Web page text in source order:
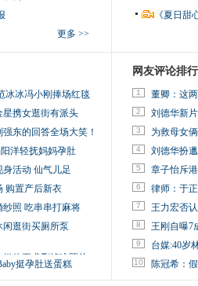
更多 >>
《夏日
冰冰冯小刚捧场红毯
携女逛街有派头
东的回答全场大笑！
洋轻抚妈妈孕肚
活动 仙气儿足
购置产后新衣
照 吃串串打麻将
逛街买厕所泵
体要求删掉这照片
挺孕肚送蛋糕
网友评论排行
1 董卿：这
2 刘德华新
3 为救母女
4 刘德华扮
5 章子怡斥
6 律师：于
7 王力宏否
8 王刚自曝7
9 台媒:40岁
10 陈冠希：